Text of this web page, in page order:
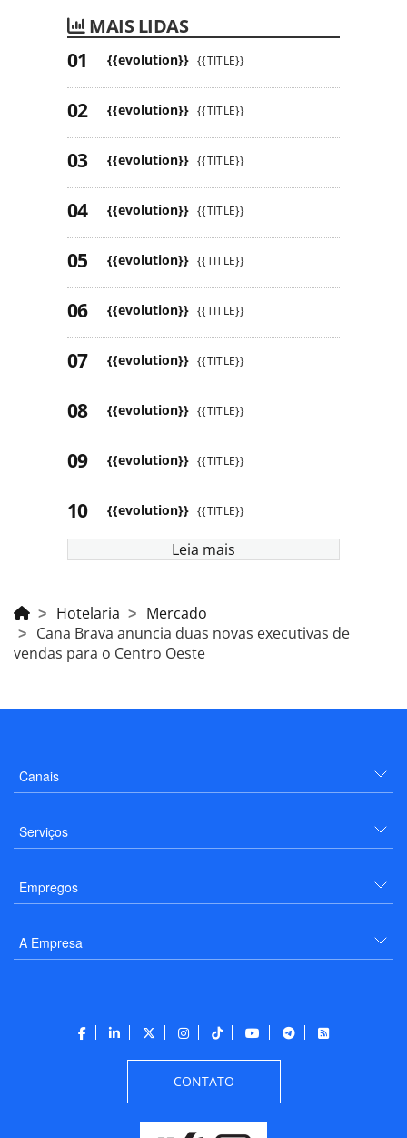
MAIS LIDAS
{{evolution}} {{TITLE}}
{{evolution}} {{TITLE}}
{{evolution}} {{TITLE}}
{{evolution}} {{TITLE}}
{{evolution}} {{TITLE}}
{{evolution}} {{TITLE}}
{{evolution}} {{TITLE}}
{{evolution}} {{TITLE}}
{{evolution}} {{TITLE}}
{{evolution}} {{TITLE}}
Leia mais
Hotelaria
Mercado
Cana Brava anuncia duas novas executivas de
vendas para o Centro Oeste
Canais
Serviços
Empregos
A Empresa
CONTATO